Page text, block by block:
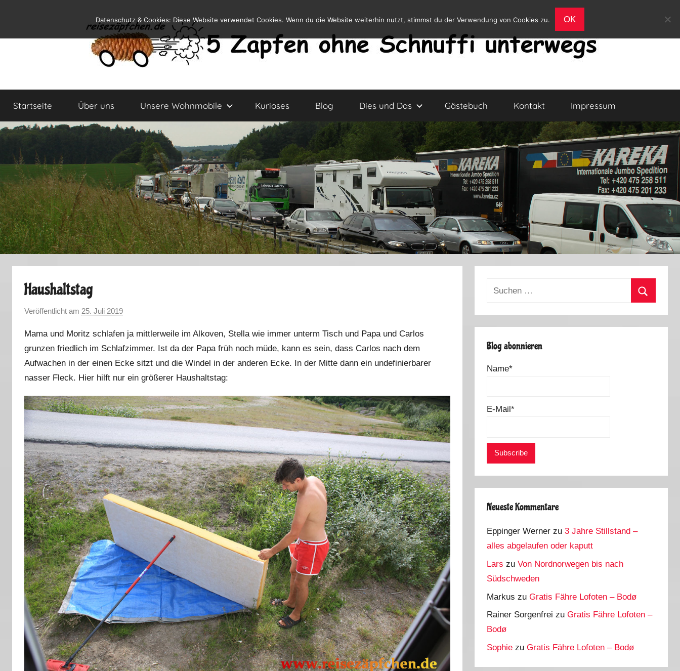
springen
Reiseblog
und
Leben
Wohnmobil
Startseite Über uns Unsere Wohnmobile Kurioses Blog Dies und Das Gästebuch Kontakt Impressum
Haushaltstag
Veröffentlicht am 25. Juli 2019
n
M
a
r
u
s
Mama und Moritz schlafen ja mittlerweile im Alkoven, Stella wie immer unterm Tisch und Papa und Carlos
grunzen friedlich im Schlafzimmer. Ist da der Papa früh noch müde, kann es sein, dass Carlos nach dem
Aufwachen in der einen Ecke sitzt und die Windel in der anderen Ecke. In der Mitte dann ein undefinierbarer
nasser Fleck. Hier hilft nur ein größerer Haushaltstag:
Suchen
Blog abonnieren
Name*
E-Mail*
Neueste Kommentare
Eppinger Werner zu3 Jahre Stillstand –
alles abgelaufen oder kaputt
Lars zuVon Nordnorwegen bis nach
Südschweden
Markus zuGratis Fähre Lofoten – Bodø
Rainer Sorgenfrei zuGratis Fähre Lofoten –
Bodø
Sophie zuGratis Fähre Lofoten – Bodø
Datenschutz & Cookies: Diese Website verwendet Cookies. Wenn du die Website weiterhin nutzt, stimmst du der Verwendung von Cookies zu. OK